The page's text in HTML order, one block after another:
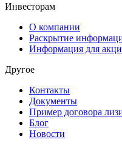
Инвесторам
О компании
Раскрытие
Информация для
Другое
Контакты
Документы
Пример договора
Блог
Новости